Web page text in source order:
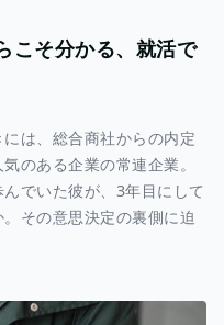
こそ分かる、就活で
は、総合商社からの内定
のある企業の常連企業。
でいた彼が、3年目にして
その意思決定の裏側に迫